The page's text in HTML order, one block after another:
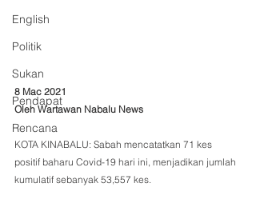
English
Politik
Sukan
Pendapat
Rencana
8 Mac 2021
Oleh Wartawan Nabalu News
KOTA KINABALU: Sabah mencatatkan 71 kes
positif baharu Covid-19 hari ini, menjadikan jumlah
kumulatif sebanyak 53,557 kes.